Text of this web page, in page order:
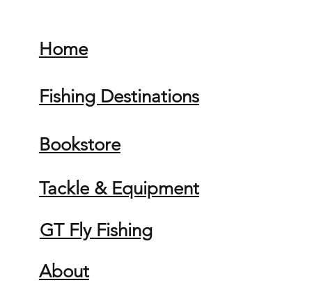
Home
Fishing Destinations
Bookstore
Tackle & Equipment
GT Fly Fishing
About